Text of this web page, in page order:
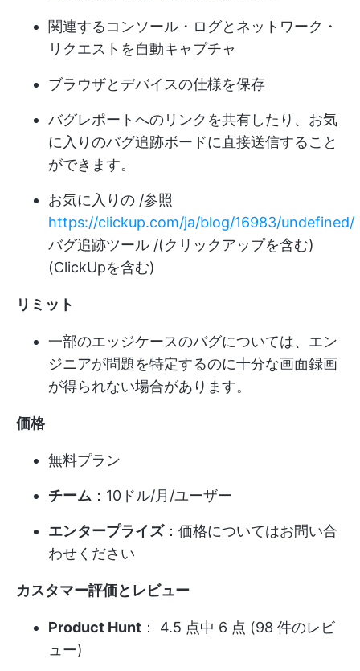
関連するコンソール・ログとネットワーク・
リクエストを自動キャプチャ
ブラウザとデバイスの仕様を保存
バグレポートへのリンクを共有したり、お気
に入りのバグ追跡ボードに直接送信すること
ができます。
お気に入りの /参照
https://clickup.com/ja/blog/16983/undefined/
バグ追跡ツール /(クリックアップを含む)
(ClickUpを含む)
リミット
一部のエッジケースのバグについては、エン
ジニアが問題を特定するのに十分な画面録画
が得られない場合があります。
価格
無料プラン
チーム ：10ドル/月/ユーザー
エンタープライズ：価格についてはお問い合
わせください
カスタマー評価とレビュー
Product Hunt ： 4.5 点中 6 点 (98 件のレビ
ュー)